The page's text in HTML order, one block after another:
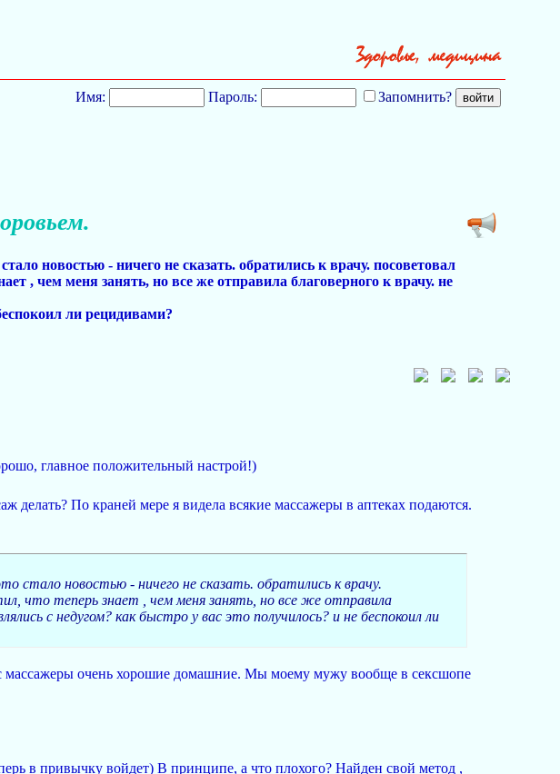
Имя: Пароль: Запомнить?
новостью - ничего не сказать. обратились к врачу. посоветовал
, чем меня занять, но все же отправила благоверного к врачу. не
ли рецидивами?
главное положительный настрой!)
делать? По краней мере я видела всякие массажеры в аптеках подаются.
стало новостью - ничего не сказать. обратились к врачу.
что теперь знает , чем меня занять, но все же отправила
с недугом? как быстро у вас это получилось? и не беспокоил ли
массажеры очень хорошие домашние. Мы моему мужу вообще в сексшопе
в привычку войдет) В принципе, а что плохого? Найден свой метод ,